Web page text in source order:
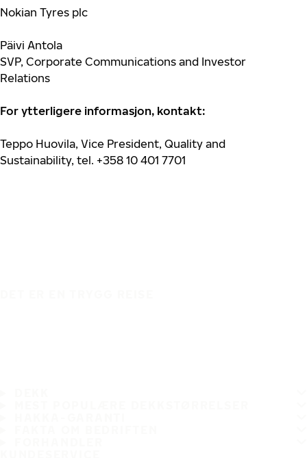
Nokian Tyres plc
Päivi Antola
SVP, Corporate Communications and Investor
Relations
For ytterligere informasjon, kontakt:
Teppo Huovila, Vice President, Quality and
Sustainability, tel. +358 10 401 7701